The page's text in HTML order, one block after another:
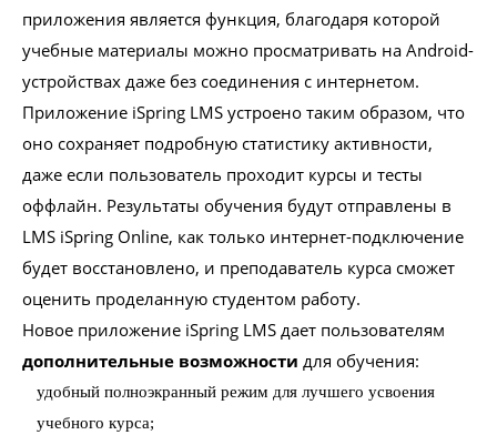
приложения является функция, благодаря которой
учебные материалы можно просматривать на Android-
устройствах даже без соединения с интернетом.
Приложение iSpring LMS устроено таким образом, что
оно сохраняет подробную статистику активности,
даже если пользователь проходит курсы и тесты
оффлайн. Результаты обучения будут отправлены в
LMS iSpring Online, как только интернет-подключение
будет восстановлено, и преподаватель курса сможет
оценить проделанную студентом работу.
Новое приложение iSpring LMS дает пользователям
дополнительные возможности для обучения:
удобный полноэкранный режим для лучшего усвоения
учебного курса;